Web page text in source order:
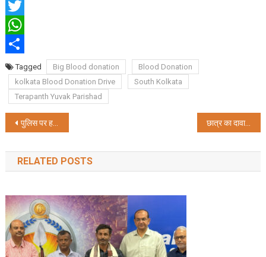
Facebook
Twitter
WhatsApp
ShareTagged Big Blood donation
Blood Donation
kolkata Blood Donation Drive
South Kolkata
Terapanth Yuvak Parishad
Post
navigation
पुलिस पर हमला व आगजनी में अब तक 20 गिरफ्तारी छात्र का दावा, ममता बनर्जी द्वारा दिया गया नियुक्ति पत्र फर्जी
RELATED POSTS